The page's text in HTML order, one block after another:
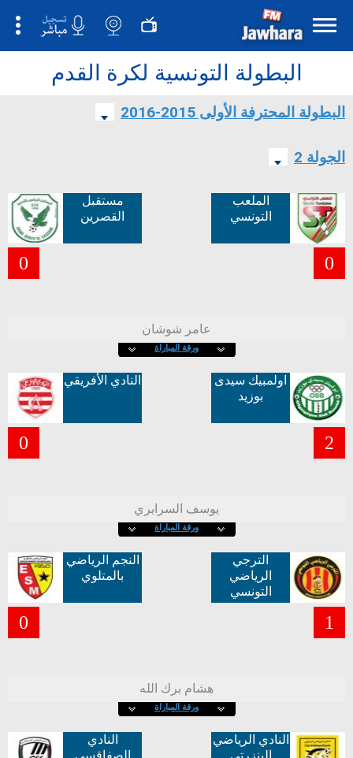
البطولة التونسية لكرة القدم
البطولة المحترفة الأولى 2015-2016
الجولة 2
الملعب
التونسي
0
مستقبل
القصرين
0
عامر شوشان
ورقة المباراة
اولمبيك سيدى
بوزيد
2
النادي الأفريقي
0
يوسف السرايري
ورقة المباراة
الترجي
الرياضي
التونسي
1
النجم الرياضي
بالمتلوي
0
هشام برك الله
ورقة المباراة
النادي الرياضي
النادي